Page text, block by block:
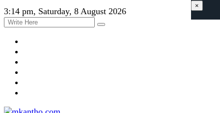
3:14 pm, Saturday, 8 August 2026
×